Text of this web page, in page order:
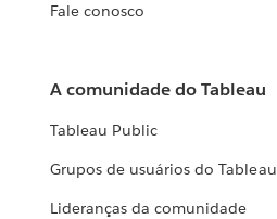
Fale conosco
A comunidade do Tableau
Tableau Public
Grupos de usuários do Tableau
Lideranças da comunidade